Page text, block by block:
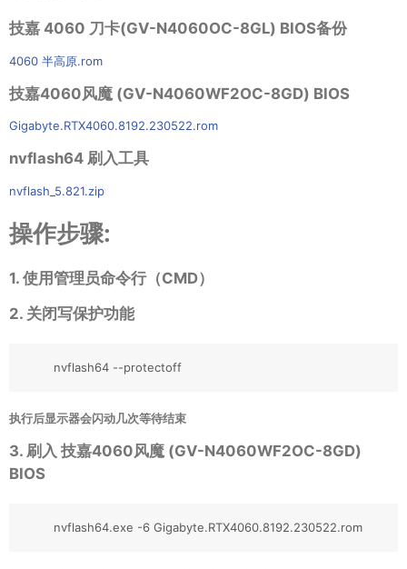
技嘉 4060 刀卡(GV-N4060OC-8GL) BIOS备份
4060 半高原.rom
技嘉4060风魔 (GV-N4060WF2OC-8GD) BIOS
Gigabyte.RTX4060.8192.230522.rom
nvflash64 刷入工具
nvflash_5.821.zip
操作步骤:
1. 使用管理员命令行（CMD）
2. 关闭写保护功能
nvflash64 --protectoff
执行后显示器会闪动几次等待结束
3. 刷入 技嘉4060风魔 (GV-N4060WF2OC-8GD)
BIOS
nvflash64.exe -6 Gigabyte.RTX4060.8192.230522.rom